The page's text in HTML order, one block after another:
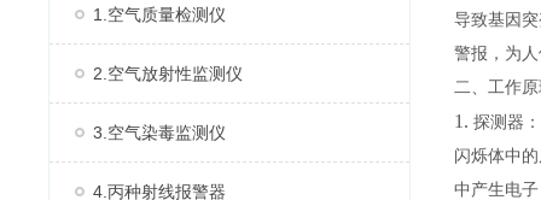
1.空气质量检测仪
2.空气放射性监测仪
3.空气染毒监测仪
4.丙种射线报警器
导致基因
警报，为
二、工作
1. 探测器
闪烁体中
中产生电